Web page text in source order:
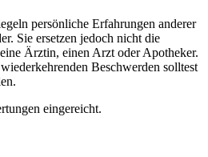
persönliche Erfahrungen anderer
Sie ersetzen jedoch nicht die
Ärztin, einen Arzt oder Apotheker.
Beschwerden solltest
eingereicht.